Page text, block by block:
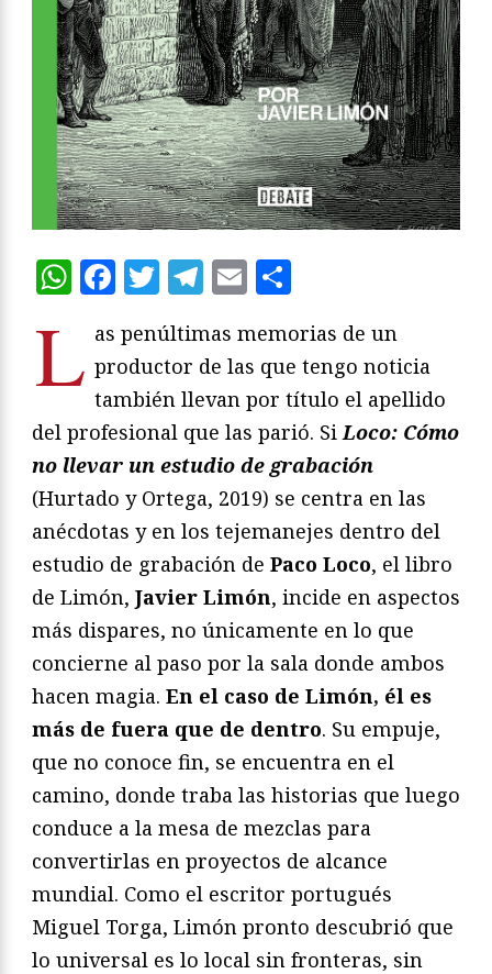
WhatsApp
Facebook
Twitter
Telegram
Email
L as penúltimas memorias de un
productor de las que tengo noticia
también llevan por título el apellido
del profesional que las parió. Si Loco: Cómo
no llevar un estudio de grabación
(Hurtado y Ortega, 2019) se centra en las
anécdotas y en los tejemanejes dentro del
estudio de grabación de Paco Loco, el libro
de Limón, Javier Limón, incide en aspectos
más dispares, no únicamente en lo que
concierne al paso por la sala donde ambos
hacen magia. En el caso de Limón, él es
más de fuera que de dentro. Su empuje,
que no conoce fin, se encuentra en el
camino, donde traba las historias que luego
conduce a la mesa de mezclas para
convertirlas en proyectos de alcance
mundial. Como el escritor portugués
Miguel Torga, Limón pronto descubrió que
lo universal es lo local sin fronteras, sin